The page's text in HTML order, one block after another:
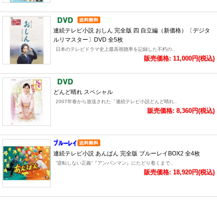
連続テレビ小説 おしん 完全版 四 自立編（新価格）〔デジタ
ルリマスター〕DVD 全5枚
日本のテレビドラマ史上最高視聴率を記録した不朽の..
販売価格: 11,000円(税込)
どんど晴れ スペシャル
2007年春から放送された「連続テレビ小説どんど晴れ..
販売価格: 8,360円(税込)
連続テレビ小説 あんぱん 完全版 ブルーレイBOX2 全4枚
“逆転しない正義”『アンパンマン』にたどり着くまで..
販売価格: 18,920円(税込)